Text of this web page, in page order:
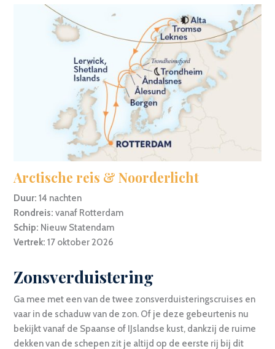
Arctische reis & Noorderlicht
Duur: 14 nachten
Rondreis: vanaf Rotterdam
Schip: Nieuw Statendam
Vertrek: 17 oktober 2026
Zonsverduistering
Ga mee met een van de twee zonsverduisteringscruises en
vaar in de schaduw van de zon. Of je deze gebeurtenis nu
bekijkt vanaf de Spaanse of IJslandse kust, dankzij de ruime
dekken van de schepen zit je altijd op de eerste rij bij dit